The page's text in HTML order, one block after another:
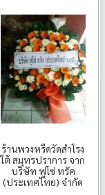
ร้านพวงหรีดวัดสำโรง
ใต้ สมุทรปราการ จาก
บริษัท ฟูโซ่ ทรัค
(ประเทศไทย) จำกัด